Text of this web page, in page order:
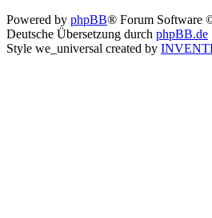
Powered by phpBB® Forum Software
Deutsche Übersetzung durch phpBB.de
Style we_universal created by